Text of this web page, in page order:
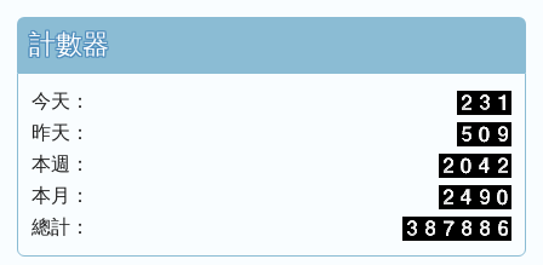
計數器
今天：
昨天：
本週：
本月：
總計：